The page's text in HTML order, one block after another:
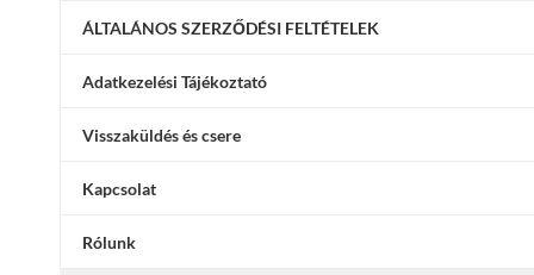
ÁLTALÁNOS SZERZŐDÉSI FELTÉTELEK
Adatkezelési Tájékoztató
Visszaküldés és csere
Kapcsolat
Rólunk